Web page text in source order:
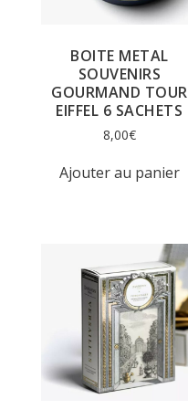
BOITE METAL
SOUVENIRS
GOURMAND TOUR
EIFFEL 6 SACHETS
8,00€
Ajouter au panier